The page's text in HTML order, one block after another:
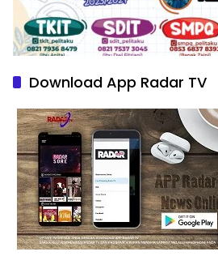
Download App Radar TV